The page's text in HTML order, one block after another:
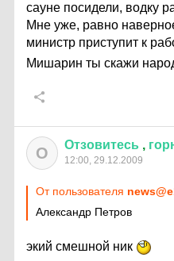
сауне посидели, водку
Мне уже, равно
министр приступит к
Мишарин ты скажи
О Отзовитесь ,
12:00, 29.12.2009
От пользователя
Александр Петров
экий смешной ник